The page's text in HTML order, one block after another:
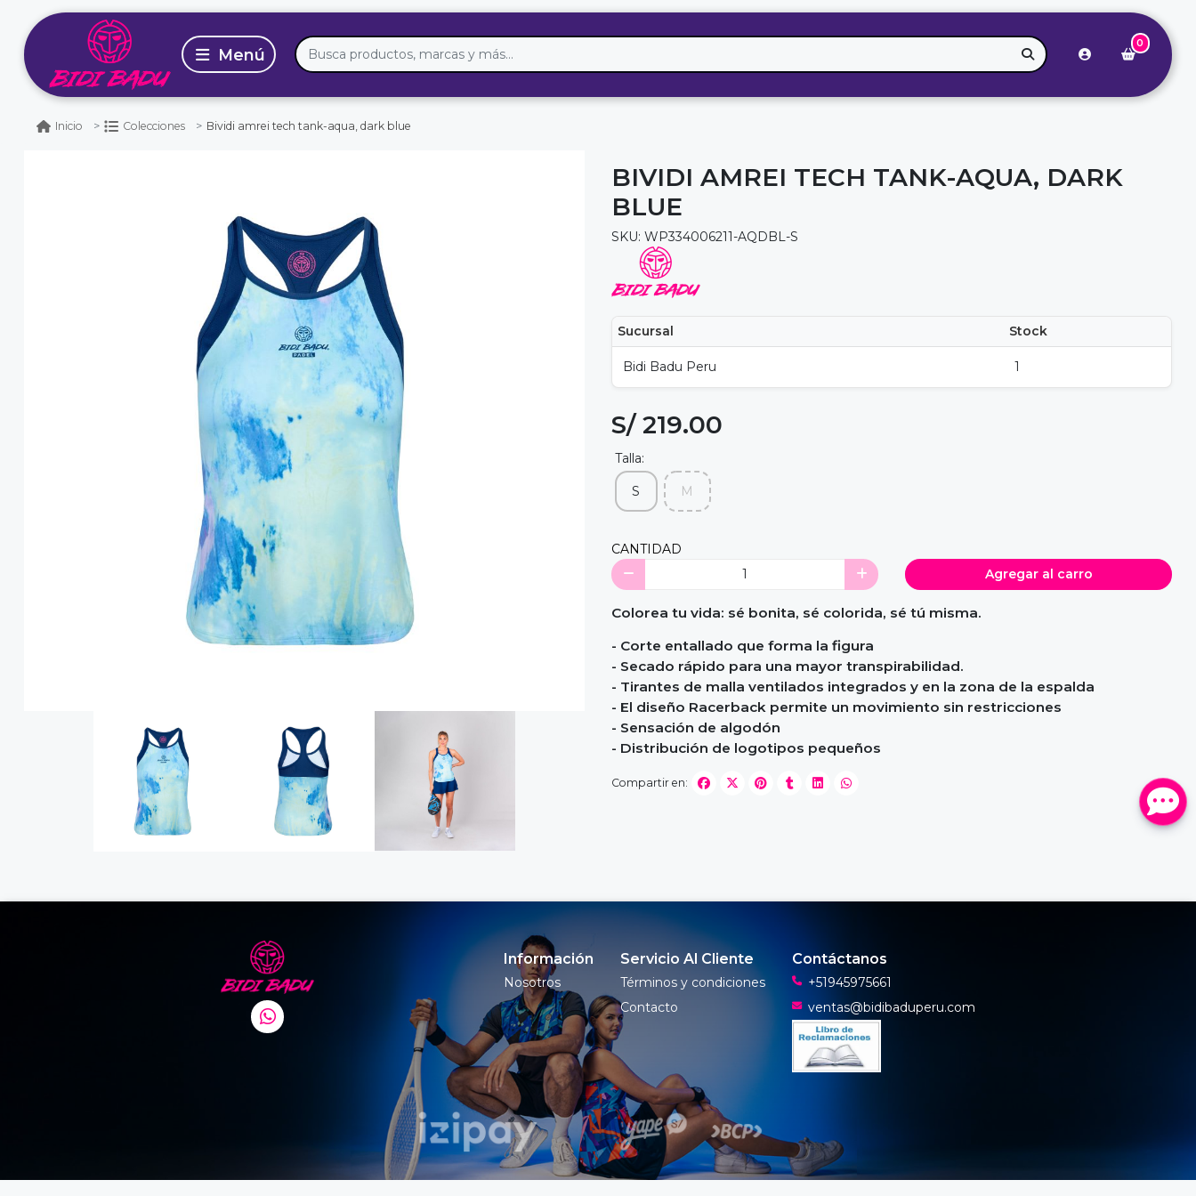
0
Inicio Colecciones Bividi amrei tech tank-aqua, dark blue
BIVIDI AMREI TECH TANK-AQUA, DARK
BLUE
SKU: WP334006211-AQDBL-S
Sucursal Stock
Bidi Badu Peru 1
S/ 219.00
Talla:
S M
CANTIDAD
Agregar al carro
Colorea tu vida: sé bonita, sé colorida, sé tú misma.
- Corte entallado que forma la figura
- Secado rápido para una mayor transpirabilidad.
- Tirantes de malla ventilados integrados y en la zona de la espalda
- El diseño Racerback permite un movimiento sin restricciones
- Sensación de algodón
- Distribución de logotipos pequeños
Compartir en:
Información
Nosotros
Servicio Al Cliente
Términos y condiciones
Contacto
Contáctanos
+51945975661
ventas@bidibaduperu.com